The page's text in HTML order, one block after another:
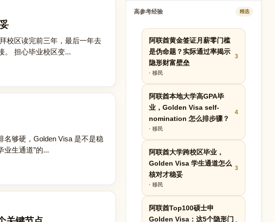
校区读完前三年，最后一年去
。 担心毕业校区变...
名够硬，Golden Visa 是不是稳
业生通道”的...
高参考经验 精选
阿联酋黄金签证月薪零门槛
是伪命题？实际通过率揭示
隐形财富壁垒
· 移民
3
阿联酋本地大学高GPA毕
业，Golden Visa self-
nomination 怎么排步骤？
· 移民
4
阿联酋大学跨校区毕业，
Golden Visa 学生通道怎么
核对才稳妥
· 移民
3
阿联酋Top100硕士申
Golden Visa：这5个隐形门